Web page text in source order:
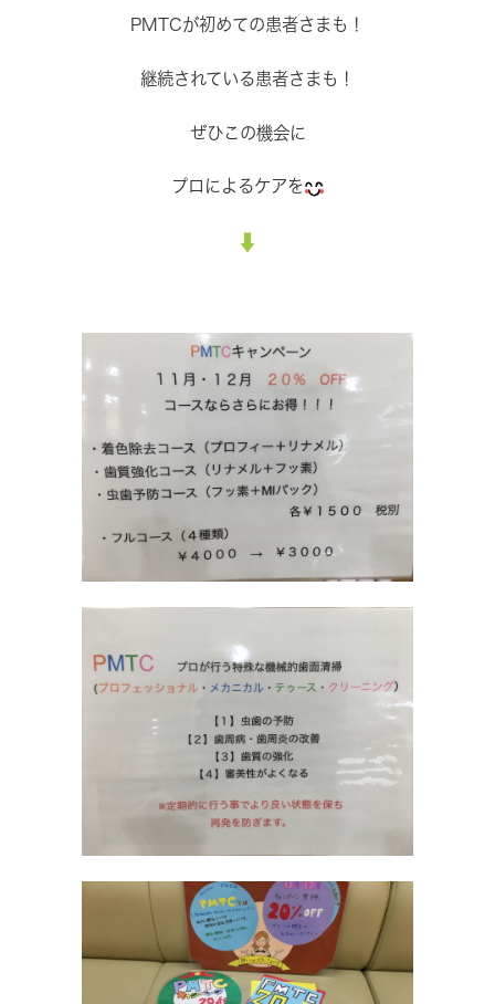
PMTCが初めての患者さまも！
継続されている患者さまも！
ぜひこの機会に
プロによるケアを